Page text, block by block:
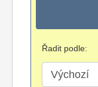
Řadit podle: